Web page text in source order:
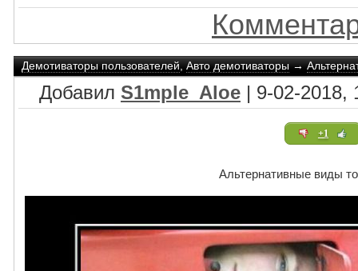
Демотиваторы пользователей,Авто демотиваторы→
Добавил S1mple_Aloe | 9-02-2018,
+1
Альтернативные виды